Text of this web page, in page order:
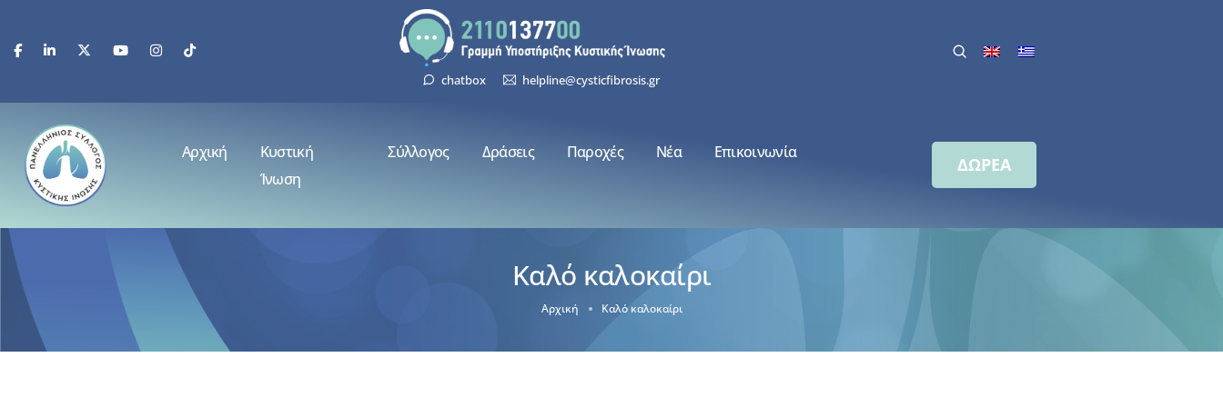
chatbox helpline@cysticfibrosis.gr
Αρχική
Κυστική
Ίνωση
Σύλλογος Δράσεις Παροχές Νέα Επικοινωνία
ΔΩΡΕΑ
Καλό καλοκαίρι
Αρχική Καλό καλοκαίρι